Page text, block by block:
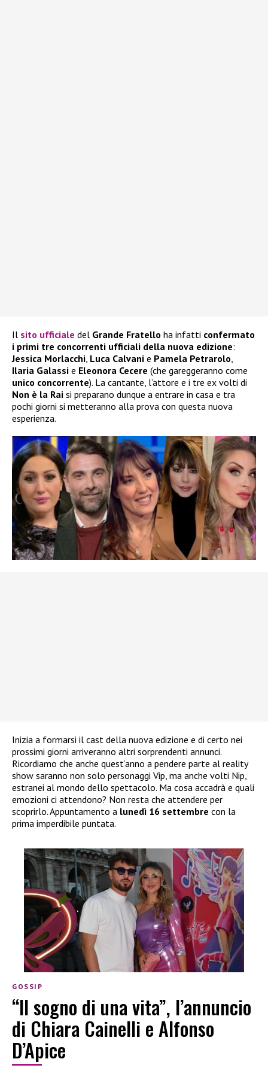
Il sito ufficiale del Grande Fratello ha infatti confermato
i primi tre concorrenti ufficiali della nuova edizione:
Jessica Morlacchi, Luca Calvani e Pamela Petrarolo,
Ilaria Galassi e Eleonora Cecere (che gareggeranno come
unico concorrente). La cantante, l’attore e i tre ex volti di
Non è la Rai si preparano dunque a entrare in casa e tra
pochi giorni si metteranno alla prova con questa nuova
esperienza.
Inizia a formarsi il cast della nuova edizione e di certo nei
prossimi giorni arriveranno altri sorprendenti annunci.
Ricordiamo che anche quest’anno a pendere parte al reality
show saranno non solo personaggi Vip, ma anche volti Nip,
estranei al mondo dello spettacolo. Ma cosa accadrà e quali
emozioni ci attendono? Non resta che attendere per
scoprirlo. Appuntamento a lunedì 16 settembre con la
prima imperdibile puntata.
GOSSIP
“Il sogno di una vita”, l’annuncio
di Chiara Cainelli e Alfonso
D’Apice